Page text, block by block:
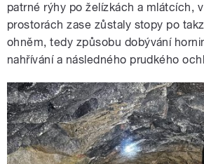
patrné rýhy po želízkách a mlátcích,
prostorách zase zůstaly stopy po
ohněm, tedy způsobu dobývání
nahřívání a následného prudkého